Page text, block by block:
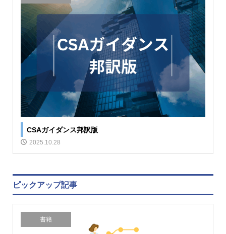
CSAガイダンス邦訳版
2025.10.28
ピックアップ記事
書籍